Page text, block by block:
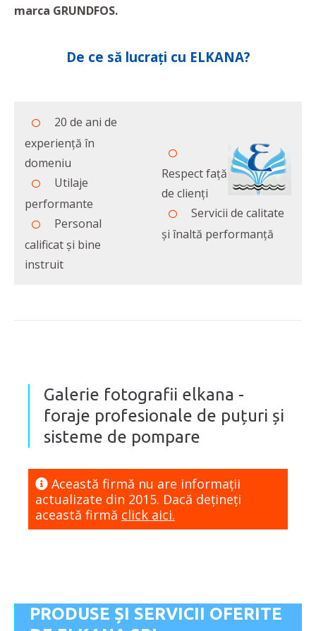
marca GRUNDFOS.
De ce să lucrați cu ELKANA?
20 de ani de
experiență în
domeniu
Utilaje
performante
Personal
calificat și bine
instruit
Respect față
de clienți
Servicii de calitate
și înaltă performanță
Galerie fotografii elkana -
foraje profesionale de puțuri și
sisteme de pompare
Această firmă nu are informaţii
actualizate din 2015. Dacă dețineți
această firmă click aici.
PRODUSE ȘI SERVICII OFERITE